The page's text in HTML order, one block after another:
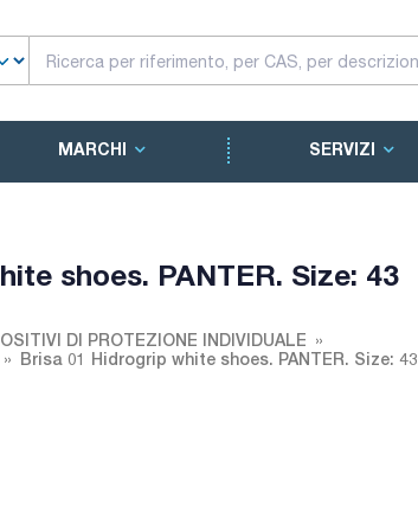
MARCHI SERVIZI
shoes. PANTER. Size: 43
DI PROTEZIONE INDIVIDUALE
Brisa 01 Hidrogrip white shoes. PANTER. Size: 43